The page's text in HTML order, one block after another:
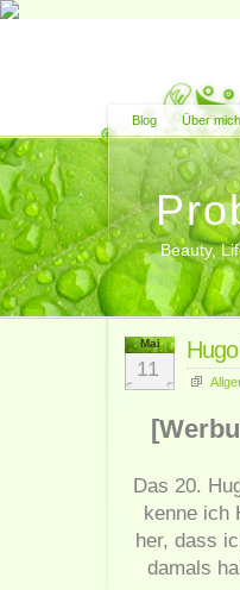
Blog Über mich
Beauty,
Mai
11
Das 20.
kenne ich
her, dass
damals